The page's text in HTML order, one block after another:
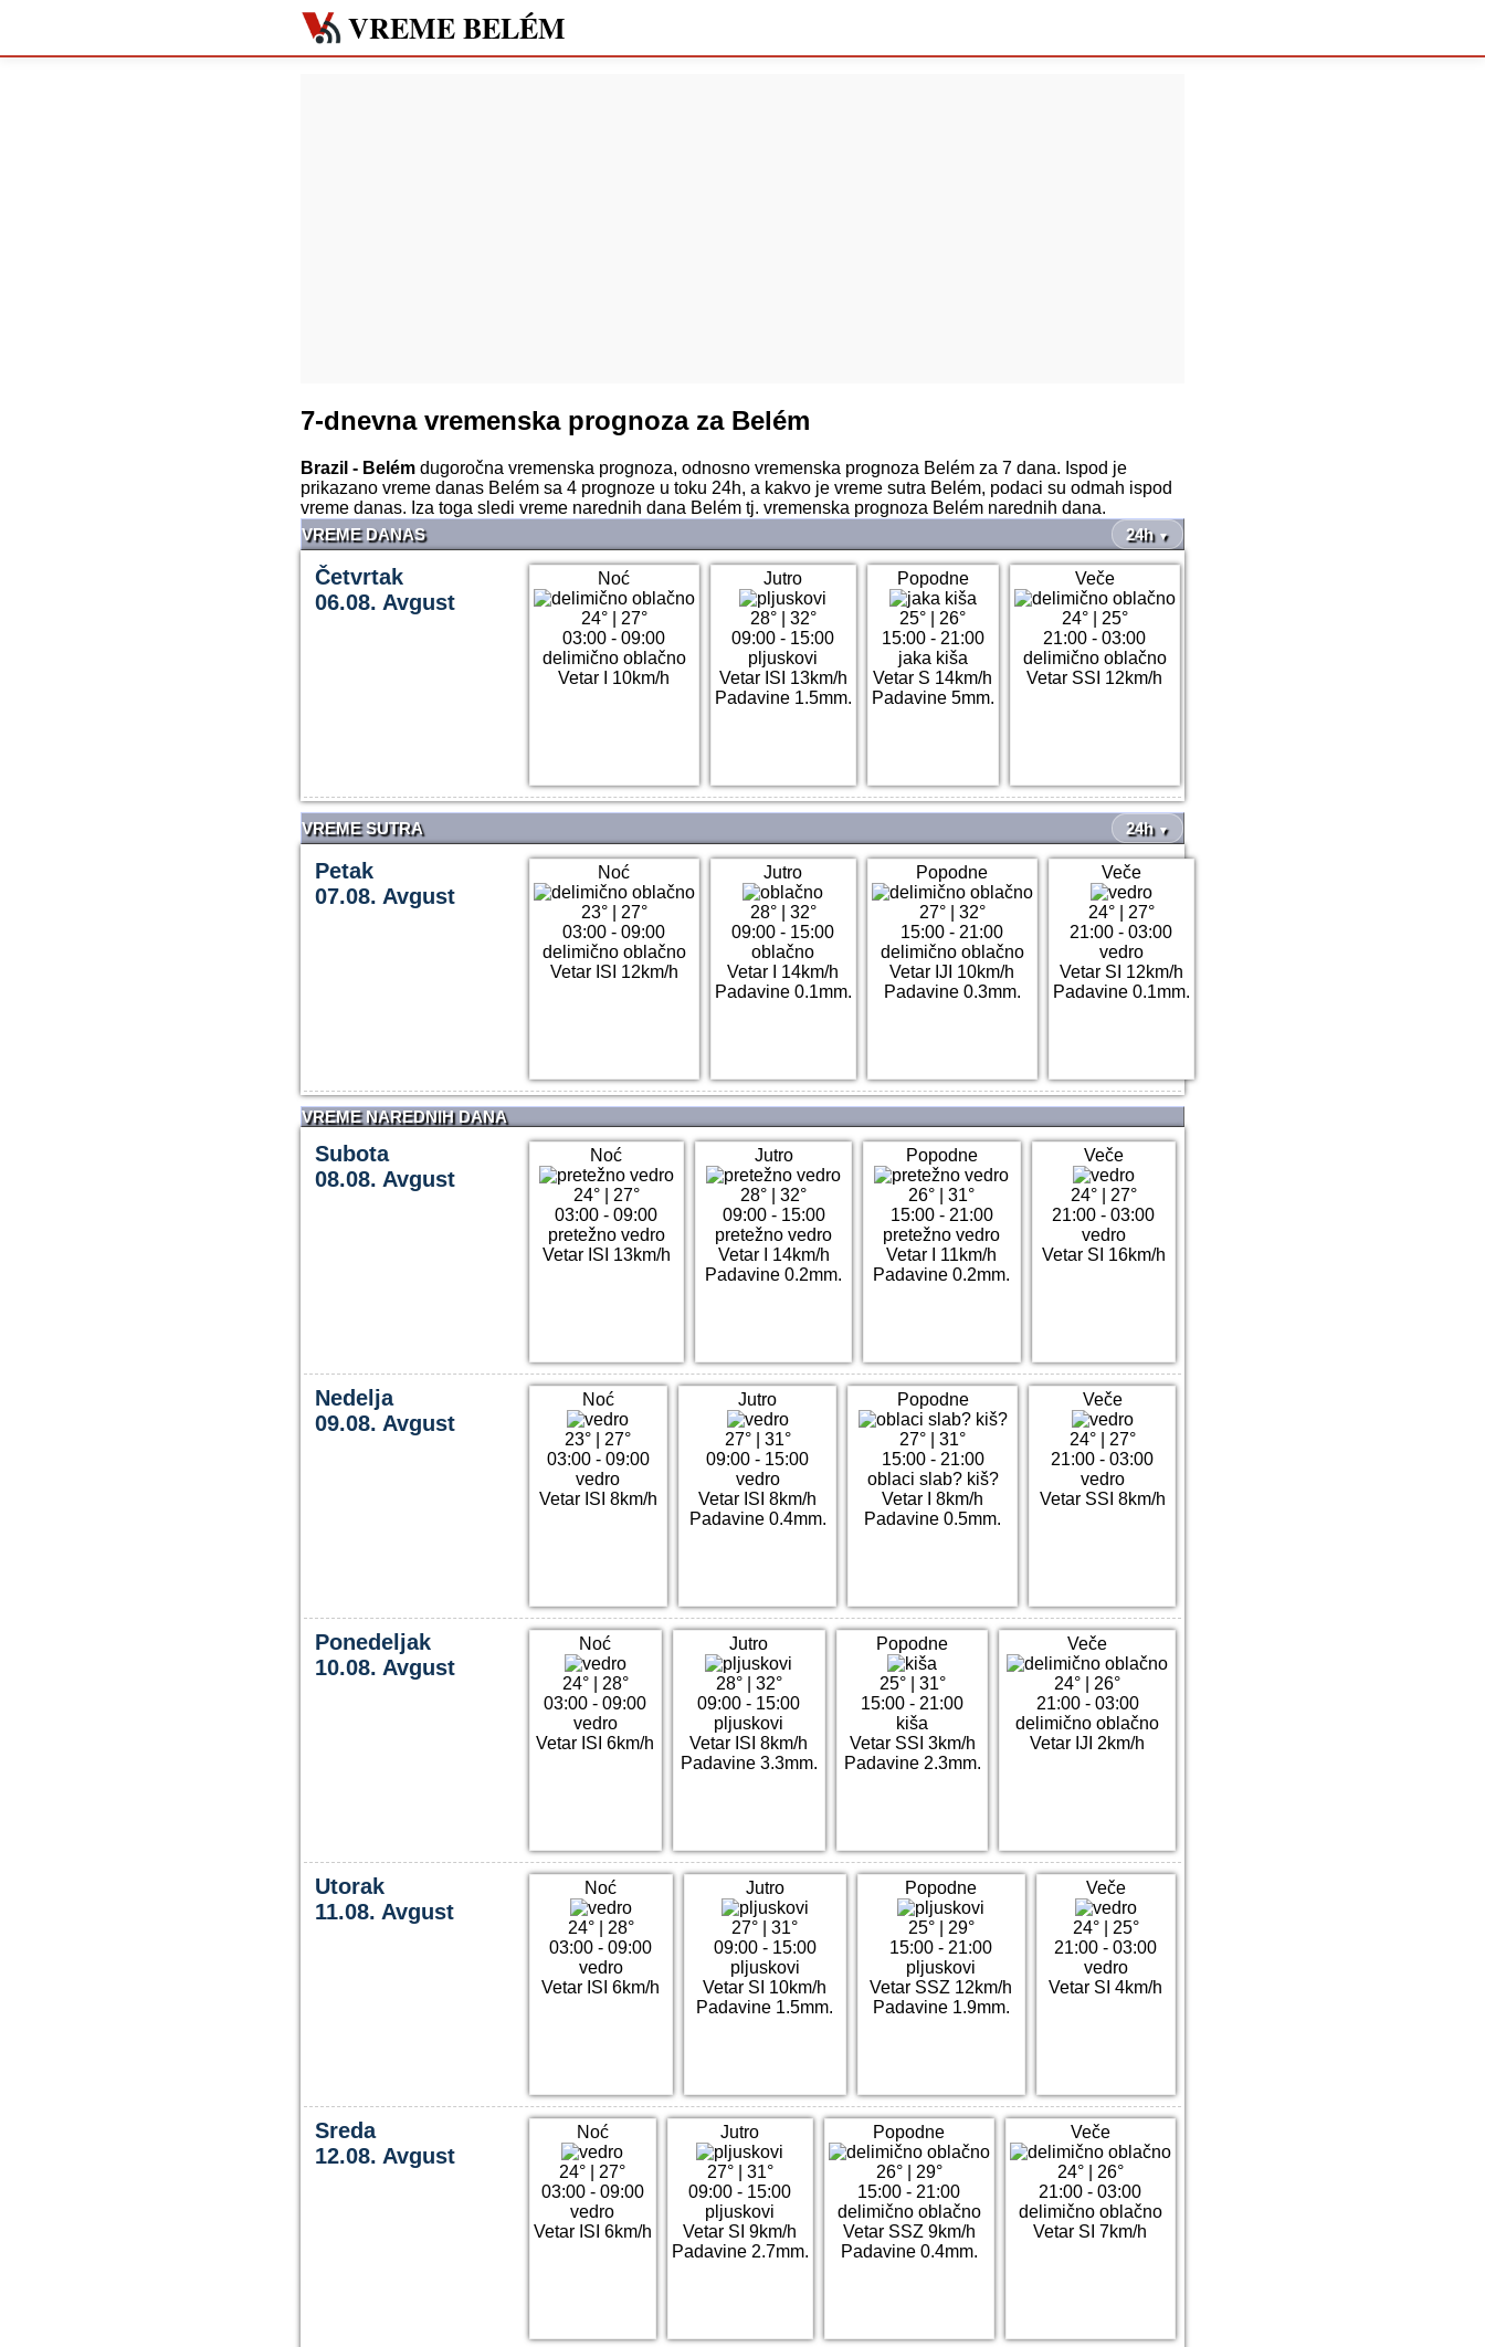
VREME BELÉM
7-dnevna vremenska prognoza za Belém
Brazil - Belém dugoročna vremenska prognoza, odnosno vremenska prognoza Belém za 7 dana. Ispod je
prikazano vreme danas Belém sa 4 prognoze u toku 24h, a kakvo je vreme sutra Belém, podaci su odmah ispod
vreme danas. Iza toga sledi vreme narednih dana Belém tj. vremenska prognoza Belém narednih dana.
VREME DANAS
24h ▼
Četvrtak
06.08. Avgust
Noć
24°| 27°
03:00 - 09:00
delimično oblačno
Vetar I 10km/h
Jutro
28°| 32°
09:00 - 15:00
pljuskovi
Vetar ISI 13km/h
Padavine 1.5mm.
Popodne
25°
26°
15:00 - 21:00
jaka kiša
Vetar S 14km/h
Padavine 5mm.
Veče
24°| 25°
21:00 - 03:00
delimično oblačno
Vetar SSI 12km/h
VREME SUTRA 24h ▼
Petak
07.08. Avgust
Noć
23°| 27°
03:00 - 09:00
delimično oblačno
Vetar ISI 12km/h
Jutro
28°| 32°
09:00 - 15:00
oblačno
Vetar I 14km/h
Padavine 0.1mm.
Popodne
27°| 32°
15:00 - 21:00
delimično oblačno
Vetar IJI 10km/h
Padavine 0.3mm.
Veče
24°| 27°
21:00 - 03:00
vedro
Vetar SI 12km/h
Padavine 0.1mm.
VREME NAREDNIH DANA
Subota
08.08. Avgust
Noć
24°| 27°
03:00 - 09:00
pretežno vedro
Vetar ISI 13km/h
Jutro
28° |32°
09:00 - 15:00
pretežno vedro
Vetar I 14km/h
Padavine 0.2mm.
Popodne
26° |31°
15:00 - 21:00
pretežno vedro
Vetar I 11km/h
Padavine 0.2mm.
Veče
24°| 27°
21:00 - 03:00
vedro
Vetar SI 16km/h
Nedelja
09.08. Avgust
Noć
23°
27°
03:00 - 09:00
vedro
Vetar ISI 8km/h
Jutro
27°| 31°
09:00 - 15:00
vedro
Vetar ISI 8km/h
Padavine 0.4mm.
Popodne
27° |31°
15:00 - 21:00
oblaci slab? kiš?
Vetar I 8km/h
Padavine 0.5mm.
Veče
24°| 27°
21:00 - 03:00
vedro
Vetar SSI 8km/h
Ponedeljak
10.08. Avgust
Noć
24°| 28°
03:00 - 09:00
vedro
Vetar ISI 6km/h
Jutro
28°| 32°
09:00 - 15:00
pljuskovi
Vetar ISI 8km/h
Padavine 3.3mm.
Popodne
25°| 31°
15:00 - 21:00
kiša
Vetar SSI 3km/h
Padavine 2.3mm.
Veče
24°
26°
21:00 - 03:00
delimično oblačno
Vetar IJI 2km/h
Utorak
11.08. Avgust
Noć
24°| 28°
03:00 - 09:00
vedro
Vetar ISI 6km/h
Jutro
27° |31°
09:00 - 15:00
pljuskovi
Vetar SI 10km/h
Padavine 1.5mm.
Popodne
25°| 29°
15:00 - 21:00
pljuskovi
Vetar SSZ 12km/h
Padavine 1.9mm.
Veče
24°| 25°
21:00 - 03:00
vedro
Vetar SI 4km/h
Sreda
12.08. Avgust
Noć
24°
27°
03:00 - 09:00
vedro
Vetar ISI 6km/h
Jutro
27°| 31°
09:00 - 15:00
pljuskovi
Vetar SI 9km/h
Padavine 2.7mm.
Popodne
26°| 29°
15:00 - 21:00
delimično oblačno
Vetar SSZ 9km/h
Padavine 0.4mm.
Veče
24°| 26°
21:00 - 03:00
delimično oblačno
Vetar SI 7km/h